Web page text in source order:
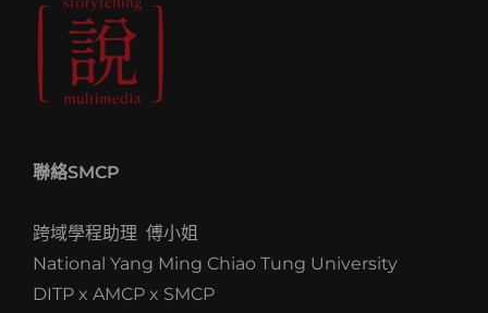
聯絡SMCP
跨域學程助理 傅小姐
National Yang Ming Chiao Tung University
DITP x AMCP x SMCP